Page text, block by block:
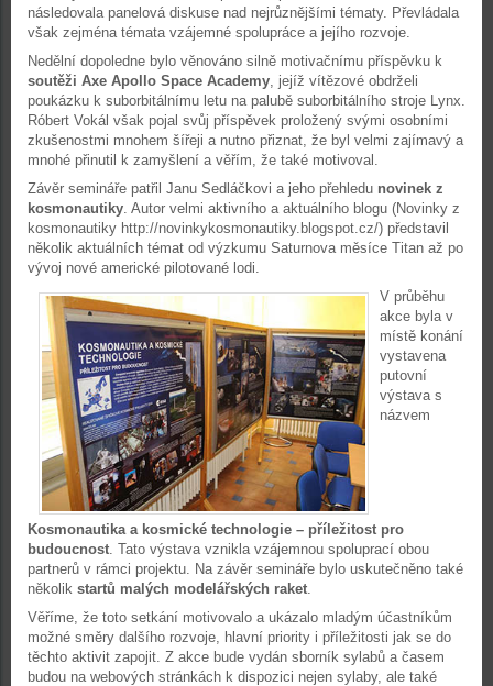
následovala panelová diskuse nad nejrůznějšími tématy. Převládala
však zejména témata vzájemné spolupráce a jejího rozvoje.
Nedělní dopoledne bylo věnováno silně motivačnímu příspěvku k
soutěži Axe Apollo Space Academy , jejíž vítězové obdrželi
poukázku k suborbitálnímu letu na palubě suborbitálního stroje Lynx.
Róbert Vokál však pojal svůj příspěvek proložený svými osobními
zkušenostmi mnohem šířeji a nutno přiznat, že byl velmi zajímavý a
mnohé přinutil k zamyšlení a věřím, že také motivoval.
Závěr semináře patřil Janu Sedláčkovi a jeho přehledu novinek z
kosmonautiky . Autor velmi aktivního a aktuálního blogu (Novinky z
kosmonautiky http://novinkykosmonautiky.blogspot.cz/) představil
několik aktuálních témat od výzkumu Saturnova měsíce Titan až po
vývoj nové americké pilotované lodi.
V průběhu
akce byla v
místě konání
vystavena
putovní
výstava s
názvem
Kosmonautika a kosmické technologie – příležitost pro
budoucnost . Tato výstava vznikla vzájemnou spoluprací obou
partnerů v rámci projektu. Na závěr semináře bylo uskutečněno také
několik startů malých modelářských raket
Věříme, že toto setkání motivovalo a ukázalo mladým účastníkům
možné směry dalšího rozvoje, hlavní priority i příležitosti jak se do
těchto aktivit zapojit. Z akce bude vydán sborník sylabů a časem
budou na webových stránkách k dispozici nejen sylaby, ale také